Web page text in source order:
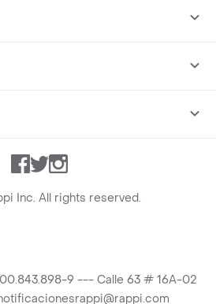
Facebook
TwitterInstagram
Inc. All rights reserved.
9 --- Calle 63 # 16A-02